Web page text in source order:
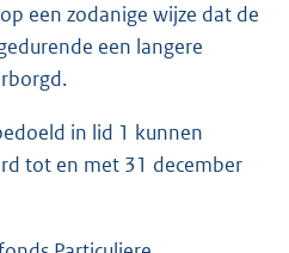
een zodanige wijze dat de
een langere
in lid 1 kunnen
tot en met 31 december